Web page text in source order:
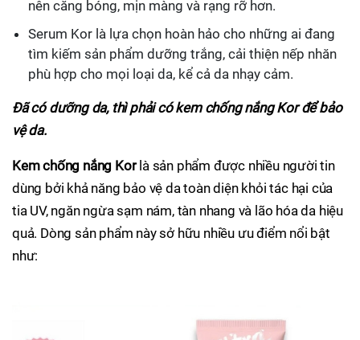
nên căng bóng, mịn màng và rạng rỡ hơn.
Serum Kor là lựa chọn hoàn hảo cho những ai đang
tìm kiếm sản phẩm dưỡng trắng, cải thiện nếp nhăn
phù hợp cho mọi loại da, kể cả da nhạy cảm.
Đã có dưỡng da, thì phải có kem chống nắng Kor để bảo
vệ da.
Kem chống nắng Korlà sản phẩm được nhiều người tin
dùng bởi khả năng bảo vệ da toàn diện khỏi tác hại của
tia UV, ngăn ngừa sạm nám, tàn nhang và lão hóa da hiệu
quả. Dòng sản phẩm này sở hữu nhiều ưu điểm nổi bật
như: